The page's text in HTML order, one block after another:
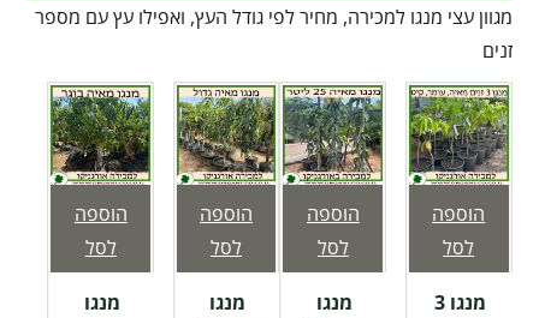
מגוון עצי מנגו למכירה, מחיר לפי גודל העץ, ואפילו עץ עם מספר
זנים
מנגו 3
הוספה
לסל
מנגו
הוספה
לסל
מנגו
הוספה
לסל
מנגו
הוספה
לסל